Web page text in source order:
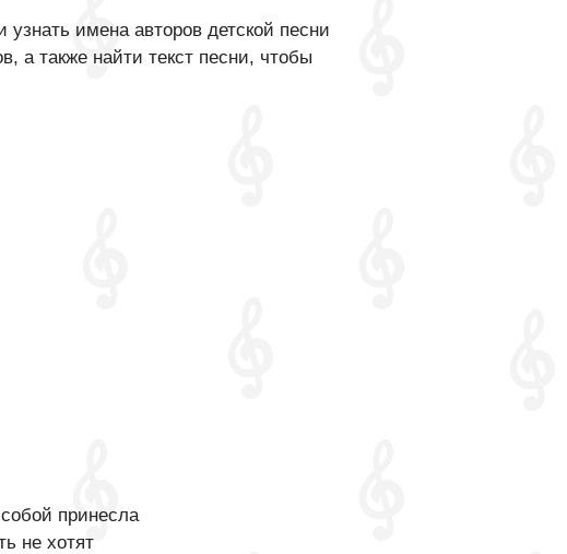
имена авторов детской песни
а также найти текст песни, чтобы
принесла
не хотят